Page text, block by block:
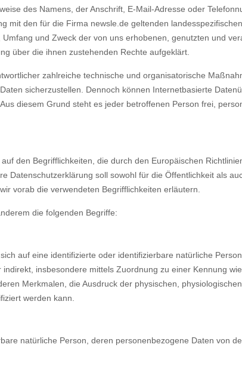
des Namens, der Anschrift, E-Mail-Adresse oder
mit den für die Firma newsle.de geltenden
und Zweck der von uns erhobenen, genutzten und
über die ihnen zustehenden Rechte aufgeklärt.
zahlreiche technische und organisatorische
sicherzustellen. Dennoch können Internetbasierte
diesem Grund steht es jeder betroffenen Person frei,
den Begrifflichkeiten, die durch den Europäischen
Datenschutzerklärung soll sowohl für die Öffentlichkeit als
vorab die verwendeten Begrifflichkeiten erläutern.
die folgenden Begriffe:
auf eine identifizierte oder identifizierbare natürliche
insbesondere mittels Zuordnung zu einer Kennung
Merkmalen, die Ausdruck der physischen,
werden kann.
natürliche Person, deren personenbezogene Daten von